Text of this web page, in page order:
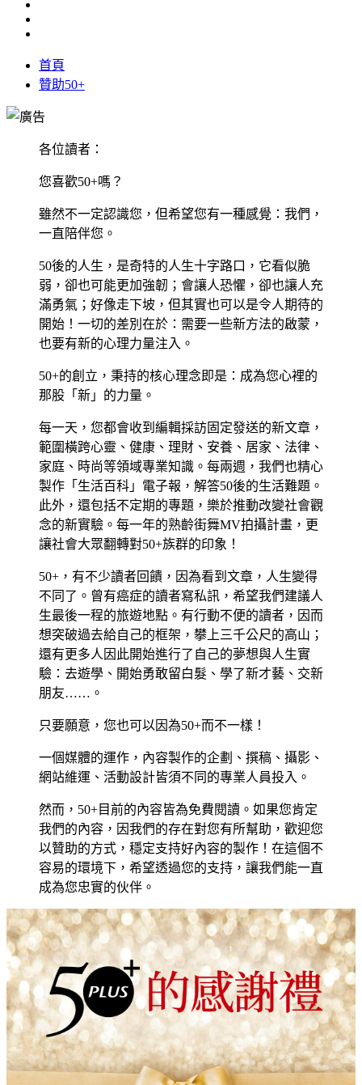
首頁
贊助50+
各位讀者：
您喜歡50+嗎？
雖然不一定認識您，但希望您有一種感覺：我們，
一直陪伴您。
50後的人生，是奇特的人生十字路口，它看似脆
弱，卻也可能更加強韌；會讓人恐懼，卻也讓人充
滿勇氣；好像走下坡，但其實也可以是令人期待的
開始！一切的差別在於：需要一些新方法的啟蒙，
也要有新的心理力量注入。
50+的創立，秉持的核心理念即是：成為您心裡的
那股「新」的力量。
每一天，您都會收到編輯採訪固定發送的新文章，
範圍橫跨心靈、健康、理財、安養、居家、法律、
家庭、時尚等領域專業知識。每兩週，我們也精心
製作「生活百科」電子報，解答50後的生活難題。
此外，還包括不定期的專題，樂於推動改變社會觀
念的新實驗。每一年的熟齡街舞MV拍攝計畫，更
讓社會大眾翻轉對50+族群的印象！
50+，有不少讀者回饋，因為看到文章，人生變得
不同了。曾有癌症的讀者寫私訊，希望我們建議人
生最後一程的旅遊地點。有行動不便的讀者，因而
想突破過去給自己的框架，攀上三千公尺的高山；
還有更多人因此開始進行了自己的夢想與人生實
驗：去遊學、開始勇敢留白髮、學了新才藝、交新
朋友……。
只要願意，您也可以因為50+而不一樣！
一個媒體的運作，內容製作的企劃、撰稿、攝影、
網站維運、活動設計皆須不同的專業人員投入。
然而，50+目前的內容皆為免費閱讀。如果您肯定
我們的內容，因我們的存在對您有所幫助，歡迎您
以贊助的方式，穩定支持好內容的製作！在這個不
容易的環境下，希望透過您的支持，讓我們能一直
成為您忠實的伙伴。